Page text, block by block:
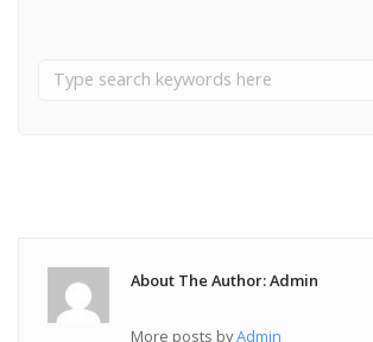
About The Author: Admin
More posts byAdmin